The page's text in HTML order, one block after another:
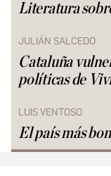
Literatura
JULIÁN SALCEDO
Cataluña
políticas de
LUIS VENTOSO
El país más